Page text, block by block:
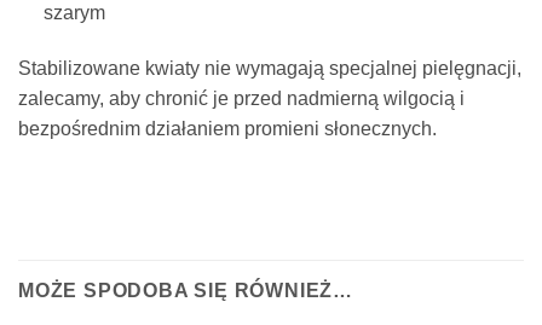
szarym
Stabilizowane kwiaty nie wymagają specjalnej pielęgnacji,
zalecamy, aby chronić je przed nadmierną wilgocią i
bezpośrednim działaniem promieni słonecznych.
MOŻE SPODOBA SIĘ RÓWNIEŻ…